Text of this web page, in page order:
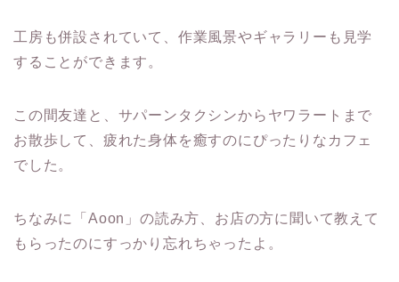
工房も併設されていて、作業風景やギャラリーも見学
することができます。
この間友達と、サパーンタクシンからヤワラートまで
お散歩して、疲れた身体を癒すのにぴったりなカフェ
でした。
ちなみに「Aoon」の読み方、お店の方に聞いて教えて
もらったのにすっかり忘れちゃったよ。